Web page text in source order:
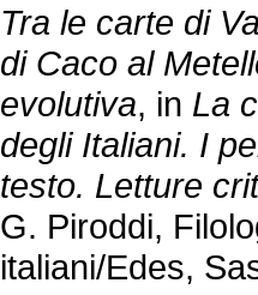
Tra le carte di
di Caco al
evolutiva, in La
degli Italiani. I
testo. Letture
G. Piroddi,
italiani/Edes,